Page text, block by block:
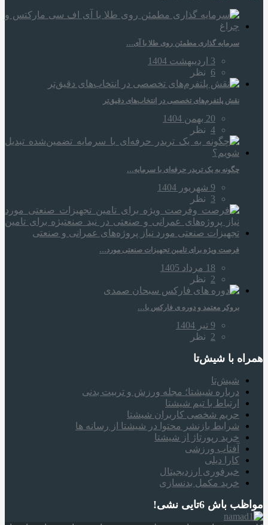
سرمایه‌ گذاری مطمئن روی طلا با آی…
3 اردیبهشت 1404
6 نظر
نقش پلتفرم‌های تخصصی در انتخاب‌های دقیق‌تر
20 بهمن 1404
4 نظر
چگونه به یک تریدر حرفه‌ای با سرمایه…
9 شهریور 1404
3 نظر
فرصت ویژه برای تامین تجهیزات صنعتی مورد…
18 مرداد 1405
2 نظر
بروکر معتمد و دوره‌ ی فارکس با…
9 تیر 1404
2 نظر
همراه‌ با شیش‌تا
شیش‌تا
درباره شیشتا؛ مجله ورزش و تربیت بدنی
ارتباط با تیم شیشتا
حریم شخصی کاربران شیشتا
شرایط بازنشر محتوا در شیشتا از رسانه ها
خرید رپورتاژ از شیشتا
آفتاب ورزشی
کارا دیلی
خبرفوری ارزدیجیتال
خرید مکمل بدنسازی
مواظب باش 6تایی نشی!